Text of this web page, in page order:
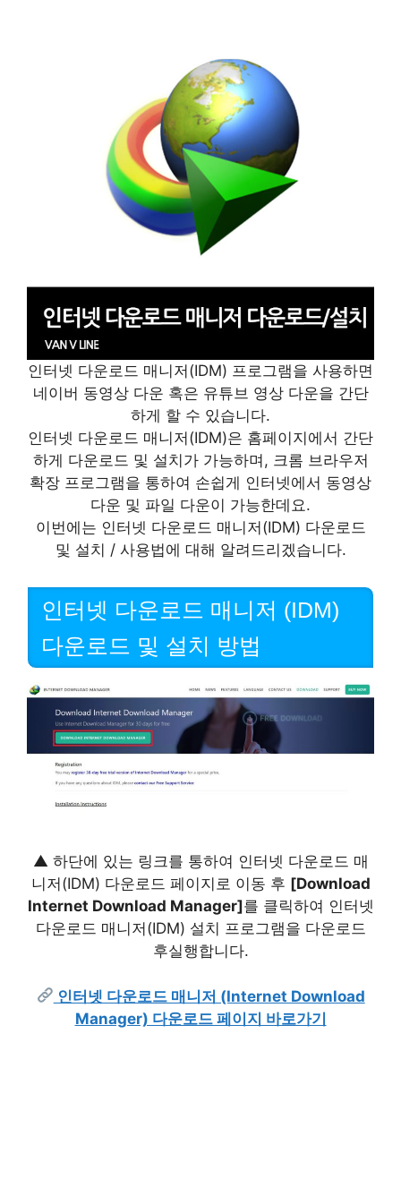
인터넷 다운로드 매니저(IDM) 프로그램을 사용하면
네이버 동영상 다운 혹은 유튜브 영상 다운을 간단
하게 할 수 있습니다.
인터넷 다운로드 매니저(IDM)은 홈페이지에서 간단
하게 다운로드 및 설치가 가능하며, 크롬 브라우저
확장 프로그램을 통하여 손쉽게 인터넷에서 동영상
다운 및 파일 다운이 가능한데요.
이번에는 인터넷 다운로드 매니저(IDM) 다운로드
및 설치 / 사용법에 대해 알려드리겠습니다.
인터넷 다운로드 매니저 (IDM)
다운로드 및 설치 방법
▲ 하단에 있는 링크를 통하여 인터넷 다운로드 매
니저(IDM) 다운로드 페이지로 이동 후 [Download
Internet Download Manager]를 클릭하여 인터넷
다운로드 매니저(IDM) 설치 프로그램을 다운로드
후실행합니다.
인터넷 다운로드 매니저 (Internet Download
Manager) 다운로드 페이지 바로가기